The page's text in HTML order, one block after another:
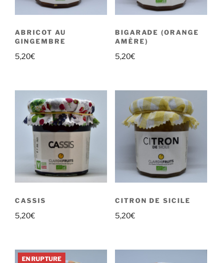
ABRICOT AU
GINGEMBRE
5,20€
BIGARADE (ORANGE
AMÈRE)
5,20€
CASSIS
5,20€
CITRON DE SICILE
5,20€
EN RUPTURE